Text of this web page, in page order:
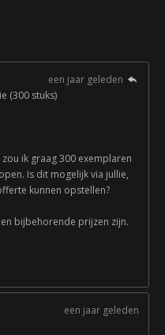
een jaar geleden
(300 stuks)
ik graag 300 exemplaren
Is dit mogelijk via jullie,
kunnen opstellen?
bijbehorende prijzen zijn.
een jaar geleden